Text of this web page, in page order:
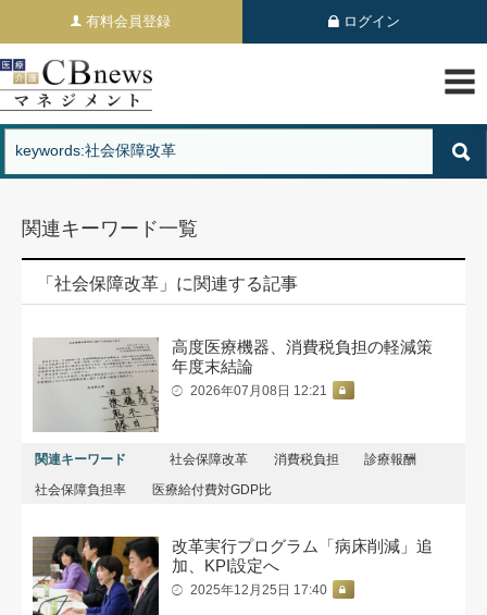
有料会員登録 ログイン
関連キーワード一覧
「社会保障改革」に関連する記事
高度医療機器、消費税負担の軽減策
年度末結論
2026年07月08日 12:21
関連キーワード 社会保障改革 消費税負担
診療報酬
社会保障負担率
医療給付費対GDP比
改革実行プログラム「病床削減」追
加、KPI設定へ
2025年12月25日 17:40